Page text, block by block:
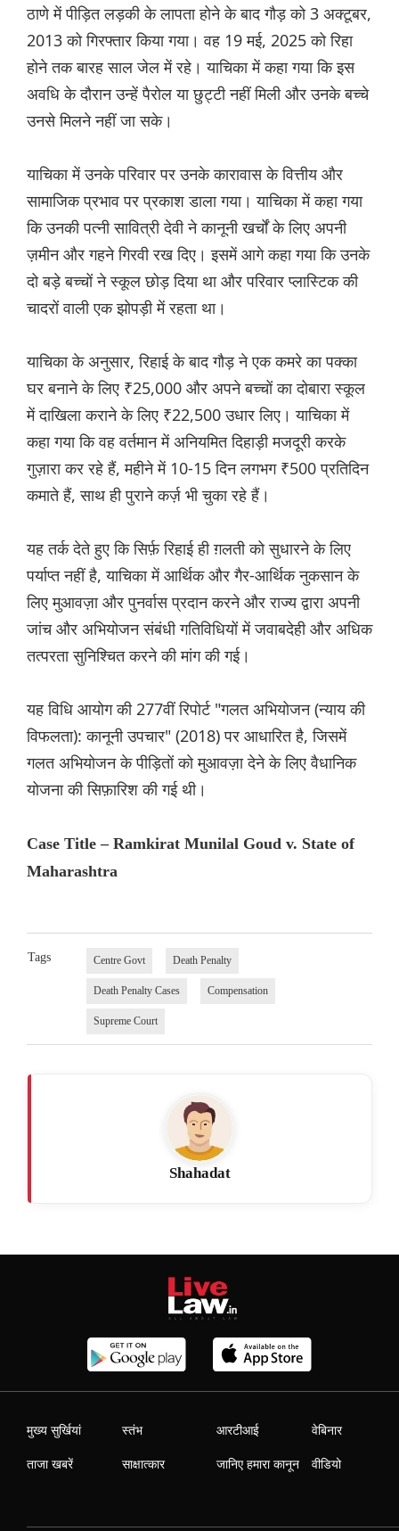
ठाणे में पीड़ित लड़की के लापता होने के बाद गौड़ को 3 अक्टूबर,
2013 को गिरफ्तार किया गया। वह 19 मई, 2025 को रिहा
होने तक बारह साल जेल में रहे। याचिका में कहा गया कि इस
अवधि के दौरान उन्हें पैरोल या छुट्टी नहीं मिली और उनके बच्चे
उनसे मिलने नहीं जा सके।
याचिका में उनके परिवार पर उनके कारावास के वित्तीय और
सामाजिक प्रभाव पर प्रकाश डाला गया। याचिका में कहा गया
कि उनकी पत्नी सावित्री देवी ने कानूनी खर्चों के लिए अपनी
ज़मीन और गहने गिरवी रख दिए। इसमें आगे कहा गया कि उनके
दो बड़े बच्चों ने स्कूल छोड़ दिया था और परिवार प्लास्टिक की
चादरों वाली एक झोपड़ी में रहता था।
याचिका के अनुसार, रिहाई के बाद गौड़ ने एक कमरे का पक्का
घर बनाने के लिए ₹25,000 और अपने बच्चों का दोबारा स्कूल
में दाखिला कराने के लिए ₹22,500 उधार लिए। याचिका में
कहा गया कि वह वर्तमान में अनियमित दिहाड़ी मजदूरी करके
गुज़ारा कर रहे हैं, महीने में 10-15 दिन लगभग ₹500 प्रतिदिन
कमाते हैं, साथ ही पुराने कर्ज़ भी चुका रहे हैं।
यह तर्क देते हुए कि सिर्फ़ रिहाई ही ग़लती को सुधारने के लिए
पर्याप्त नहीं है, याचिका में आर्थिक और गैर-आर्थिक नुकसान के
लिए मुआवज़ा और पुनर्वास प्रदान करने और राज्य द्वारा अपनी
जांच और अभियोजन संबंधी गतिविधियों में जवाबदेही और अधिक
तत्परता सुनिश्चित करने की मांग की गई।
यह विधि आयोग की 277वीं रिपोर्ट "गलत अभियोजन (न्याय की
विफलता): कानूनी उपचार" (2018) पर आधारित है, जिसमें
गलत अभियोजन के पीड़ितों को मुआवज़ा देने के लिए वैधानिक
योजना की सिफ़ारिश की गई थी।
Case Title – Ramkirat Munilal Goud v. State of
Maharashtra
Tags Centre Govt Death Penalty
Death Penalty Cases Compensation
Supreme Court
Shahadat
मुख्य सुर्खियां
ताजा खबरें
स्तंभ
साक्षात्कार
आरटीआई
जानिए हमारा कानून
वेबिनार
वीडियो